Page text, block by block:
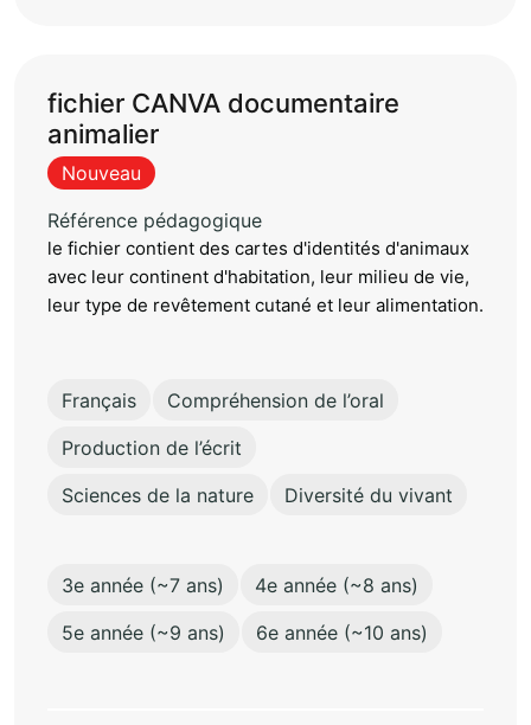
fichier CANVA documentaire
animalier
Nouveau
Référence pédagogique
le fichier contient des cartes d'identités d'animaux
avec leur continent d'habitation, leur milieu de vie,
leur type de revêtement cutané et leur alimentation.
Français
Compréhension de l’oral
Production de l’écrit
Sciences de la nature
Diversité du vivant
3e année (~7 ans)
4e année (~8 ans)
5e année (~9 ans)
6e année (~10 ans)